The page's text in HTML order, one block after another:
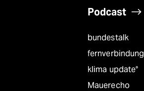
Podcast
bundestalk
fernverbindung
klima update°
Mauerecho